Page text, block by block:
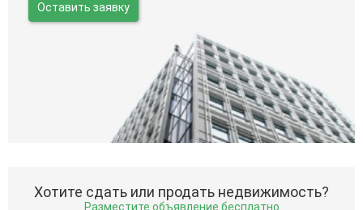
Оставить заявку
Хотите сдать или продать недвижимость?
Разместите объявление бесплатно